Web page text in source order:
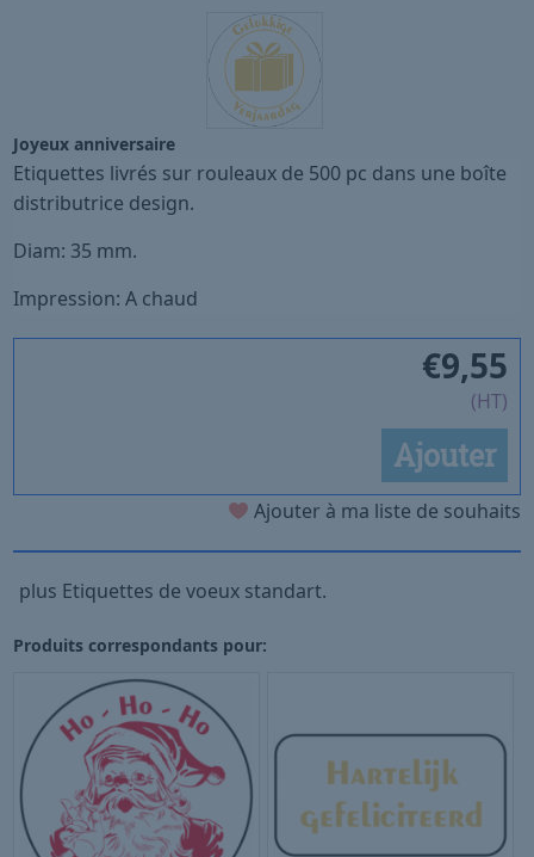
Joyeux anniversaire
Etiquettes livrés sur rouleaux de 500 pc dans une boîte
distributrice design.
Diam: 35 mm.
Impression: A chaud
€9,55
(HT)
Ajouter
Ajouter à ma liste de souhaits
plus Etiquettes de voeux standart.
Produits correspondants pour: